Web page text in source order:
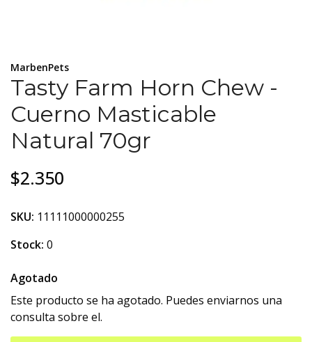
MarbenPets
Tasty Farm Horn Chew -
Cuerno Masticable
Natural 70gr
$2.350
SKU: 11111000000255
Stock: 0
Agotado
Este producto se ha agotado. Puedes enviarnos una
consulta sobre el.